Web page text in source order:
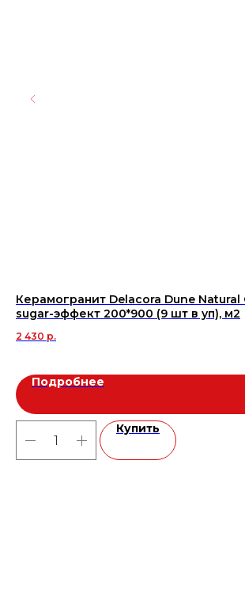
Керамогранит Delacora Dune Natural
sugar-эффект 200*900 (9 шт в уп), м2
2 430 р.
Подробнее
Купить